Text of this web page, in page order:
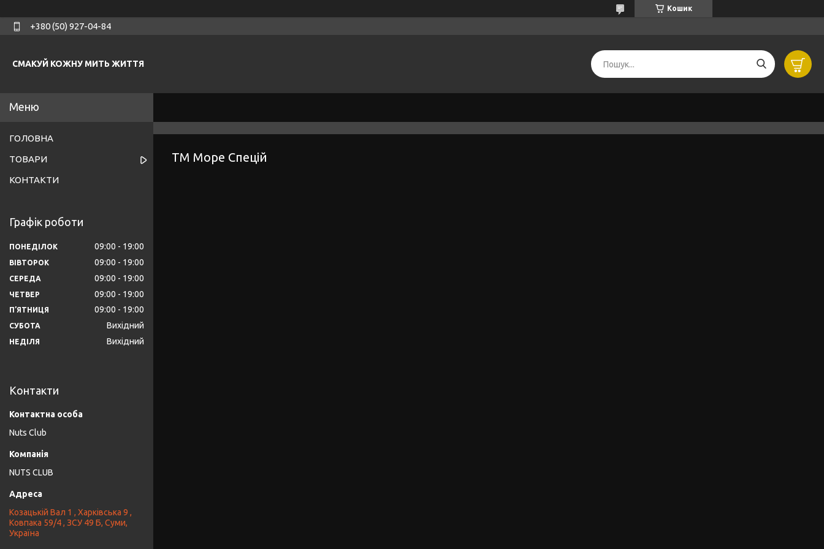
Кошик
+380 (50) 927-04-84
СМАКУЙ КОЖНУ МИТЬ ЖИТТЯ
ТМ Море Спецій
ГОЛОВНА
ТОВАРИ
КОНТАКТИ
Графік роботи
ПОНЕДІЛОК 09:00 19:00
ВІВТОРОК 09:00 19:00
СЕРЕДА 09:00 19:00
ЧЕТВЕР 09:00 19:00
ПʼЯТНИЦЯ 09:00 19:00
СУБОТА Вихідний
НЕДІЛЯ Вихідний
Контакти
Nuts Club
NUTS CLUB
Козацькій Вал 1 , Харківська 9 ,
Ковпака 59/4 , ЗСУ 49 Б, Суми,
Україна